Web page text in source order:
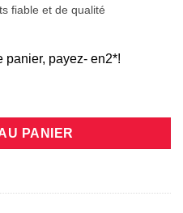
fiable et de qualité
panier, payez- en2*!
quartz digital antichocs a
PANIER